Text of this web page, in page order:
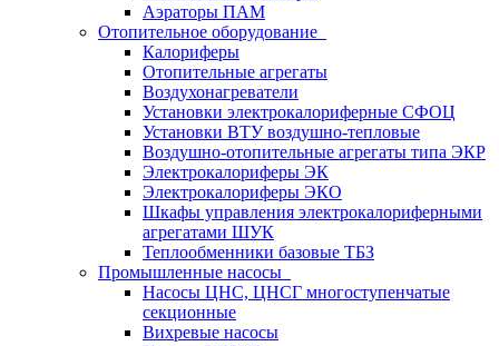
Аэраторы ПАМ
Отопительное оборудование
Калориферы
Отопительные агрегаты
Воздухонагреватели
Установки электрокалориферные СФОЦ
Установки ВТУ воздушно-тепловые
Воздушно-отопительные агрегаты типа ЭКР
Электрокалориферы ЭК
Электрокалориферы ЭКО
Шкафы управления электрокалориферными
агрегатами ШУК
Теплообменники базовые ТБЗ
Промышленные насосы
Насосы ЦНС, ЦНСГ многоступенчатые
секционные
Вихревые насосы